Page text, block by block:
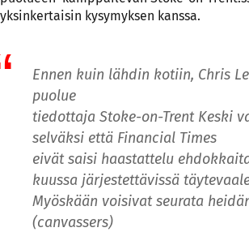
yksinkertaisin kysymyksen kanssa.
Ennen kuin lähdin kotiin, Chris
puolue
tiedottaja Stoke-on-Trent Keski
selväksi että Financial Times
eivät saisi haastattelu
kuussa järjestettävissä
Myöskään voisivat seurata
(canvassers)